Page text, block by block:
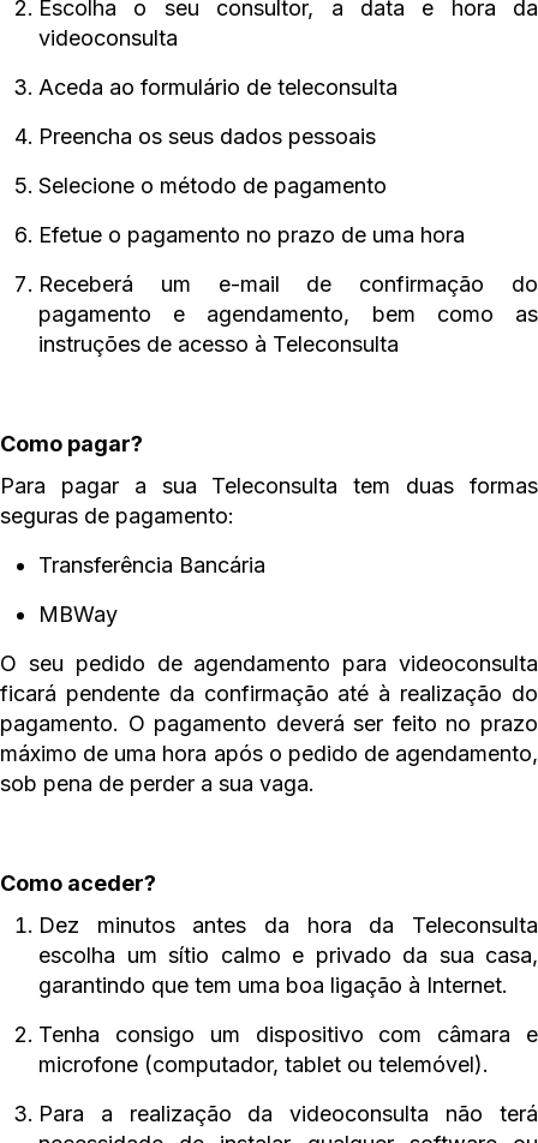
Escolha o seu consultor, a data e hora da
videoconsulta
Aceda ao formulário de teleconsulta
Preencha os seus dados pessoais
Selecione o método de pagamento
Efetue o pagamento no prazo de uma hora
Receberá um e-mail de confirmação do
pagamento e agendamento, bem como as
instruções de acesso à Teleconsulta
Como pagar?
Para pagar a sua Teleconsulta tem duas formas
seguras de pagamento:
Transferência Bancária
MBWay
O seu pedido de agendamento para videoconsulta
ficará pendente da confirmação até à realização do
pagamento. O pagamento deverá ser feito no prazo
máximo de uma hora após o pedido de agendamento,
sob pena de perder a sua vaga.
Como aceder?
Dez minutos antes da hora da Teleconsulta
escolha um sítio calmo e privado da sua casa,
garantindo que tem uma boa ligação à Internet.
Tenha consigo um dispositivo com câmara e
microfone (computador, tablet ou telemóvel).
Para a realização da videoconsulta não terá